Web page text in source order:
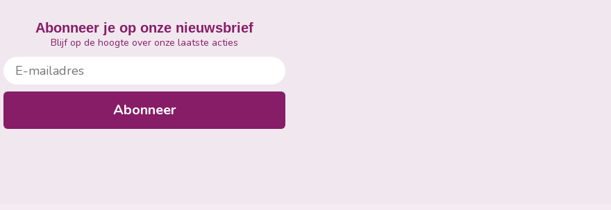
Abonneer je op onze nieuwsbrief
Blijf op de hoogte over onze laatste acties
E-mailadres
Abonneer